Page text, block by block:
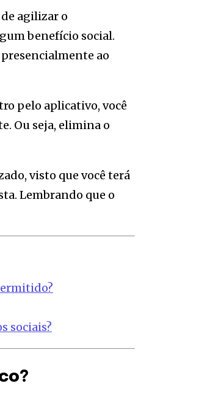
agilizar o
benefício social.
ao
pelo aplicativo, você
Ou seja, elimina o
visto que você terá
Lembrando que o
sociais?